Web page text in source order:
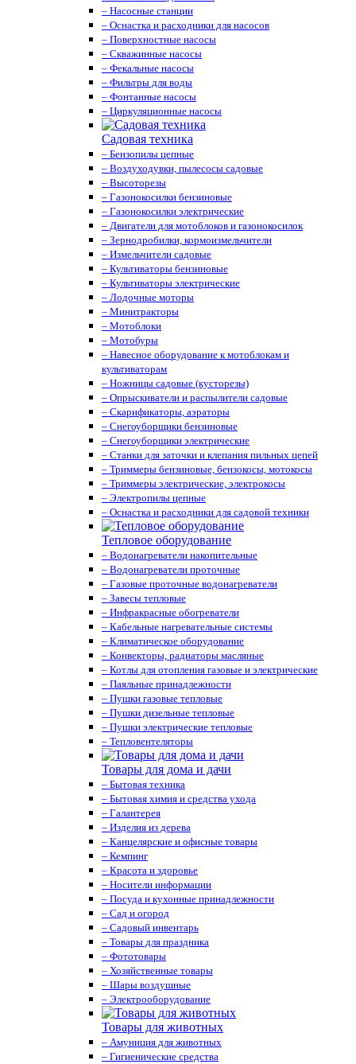
– Насосные станции
– Оснастка и расходники для насосов
– Поверхностные насосы
– Скважинные насосы
– Фекальные насосы
– Фильтры для воды
– Фонтанные насосы
– Циркуляционные насосы
Садовая техника
– Бензопилы цепные
– Воздуходувки, пылесосы садовые
– Высоторезы
– Газонокосилки бензиновые
– Газонокосилки электрические
– Двигатели для мотоблоков и газонокосилок
– Зернодробилки, кормоизмельчители
– Измельчители садовые
– Культиваторы бензиновые
– Культиваторы электрические
– Лодочные моторы
– Минитракторы
– Мотоблоки
– Мотобуры
– Навесное оборудование к мотоблокам и
культиваторам
– Ножницы садовые (кусторезы)
– Опрыскиватели и распылители садовые
– Скарификаторы, аэраторы
– Снегоуборщики бензиновые
– Снегоуборщики электрические
– Станки для заточки и клепания пильных цепей
– Триммеры бензиновые, бензокосы, мотокосы
– Триммеры электрические, электрокосы
– Электропилы цепные
– Оснастка и расходники для садовой техники
Тепловое оборудование
– Водонагреватели накопительные
– Водонагреватели проточные
– Газовые проточные водонагреватели
– Завесы тепловые
– Инфракрасные обогреватели
– Кабельные нагревательные системы
– Климатическое оборудование
– Конвекторы, радиаторы масляные
– Котлы для отопления газовые и электрические
– Паяльные принадлежности
– Пушки газовые тепловые
– Пушки дизельные тепловые
– Пушки электрические тепловые
– Тепловентеляторы
Товары для дома и дачи
– Бытовая техника
– Бытовая химия и средства ухода
– Галантерея
– Изделия из дерева
– Канцелярские и офисные товары
– Кемпинг
– Красота и здоровье
– Носители информации
– Посуда и кухонные принадлежности
– Сад и огород
– Садовый инвентарь
– Товары для праздника
– Фототовары
– Хозяйственные товары
– Шары воздушные
– Электрооборудование
Товары для животных
– Амуниция для животных
– Гигиенические средства